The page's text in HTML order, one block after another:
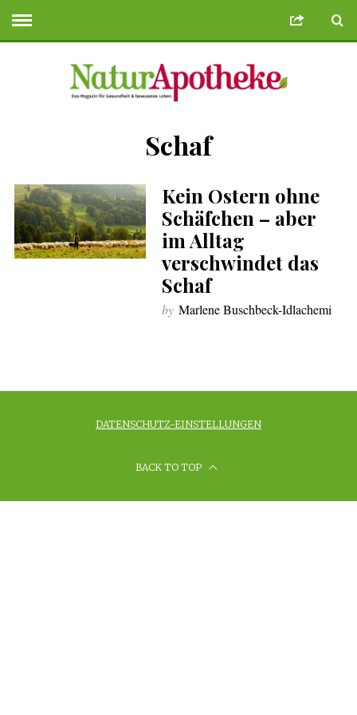
Deneme Bonusu Veren Siteler
Schaf
Kein Ostern ohne
Schäfchen – aber
im Alltag
verschwindet das
Schaf
by Marlene Buschbeck-Idlachemi
DATENSCHUTZ-EINSTELLUNGEN
BACK TO TOP